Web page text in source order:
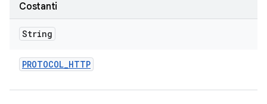
Costanti
String
PROTOCOL_HTTP